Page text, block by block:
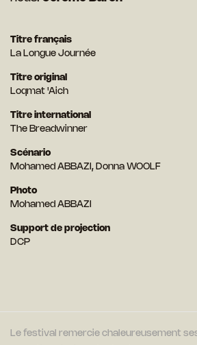
Titre français
La Longue Journée
Titre original
Loqmat 'Aich
Titre international
The Breadwinner
Scénario
Mohamed ABBAZI, Donna WOOLF
Photo
Mohamed ABBAZI
Support de projection
DCP
Le festival remercie chaleureusement